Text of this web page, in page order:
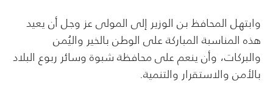
وابتهل المحافظ بن الوزير إلى المولى عز وجل أن يعيد
هذه المناسبة المباركة على الوطن بالخير واليُمن
والبركات، وأن ينعم على محافظة شبوة وسائر ربوع البلاد
بالأمن والاستقرار والتنمية.